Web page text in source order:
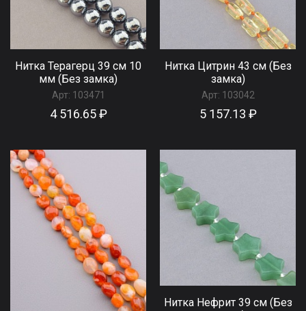
Нитка Терагерц 39 см 10
мм (Без замка)
Арт: 103471
4 516.65 ₽
Нитка Цитрин 43 см (Без
замка)
Арт: 103042
5 157.13 ₽
Нитка Нефрит 39 см (Без